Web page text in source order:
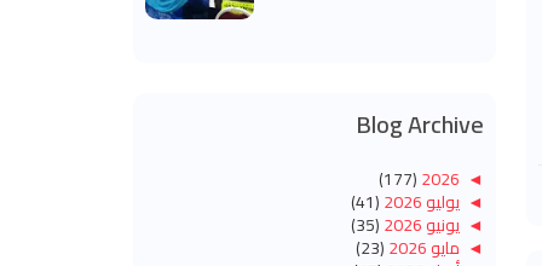
Blog Archive
◄
2026
(177)
◄يوليو 2026 (41)
◄يونيو 2026 (35)
◄ مايو 2026 (23)